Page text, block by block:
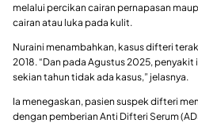
melalui percikan cairan pernapasan
cairan atau luka pada kulit.
Nuraini menambahkan, kasus difteri
2018. “Dan pada Agustus 2025,
sekian tahun tidak ada kasus,” jelasnya.
Ia menegaskan, pasien suspek difteri
dengan pemberian Anti Difteri Serum